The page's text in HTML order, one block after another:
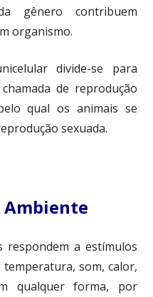
gênero contribuem
organismo.
divide-se para
de reprodução
qual os animais se
sexuada.
Ambiente
respondem a estímulos
som, calor,
qualquer forma, por